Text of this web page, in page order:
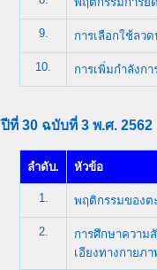
9. การเลือกใช้ลว
10. การเพิ่มกำลังก
ปีที่ 30 ฉบับที่ 3 พ.ศ. 2562
ลำดับ. หัวข้อ
1. พฤติกรรมของต
2.
การศึกษาความ
เอียงทางกายภา